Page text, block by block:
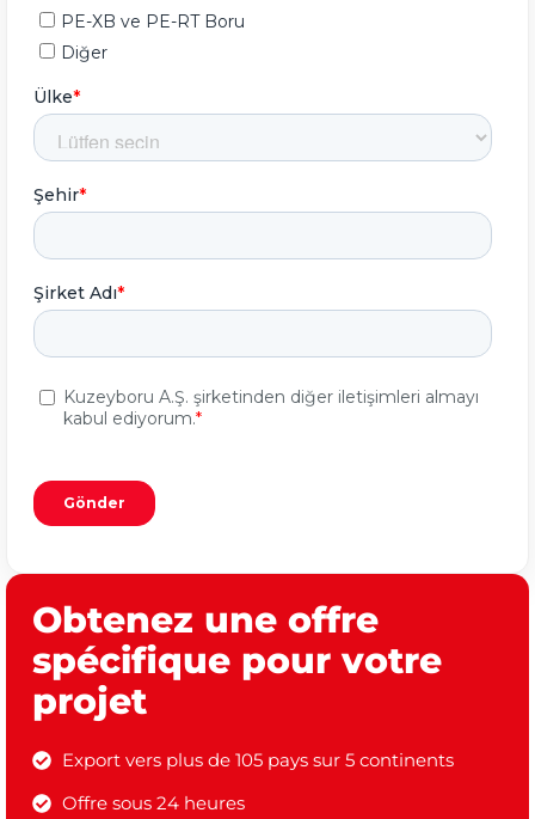
Obtenez une offre
spécifique pour votre
projet
Export vers plus de 105 pays sur 5 continents
Offre sous 24 heures